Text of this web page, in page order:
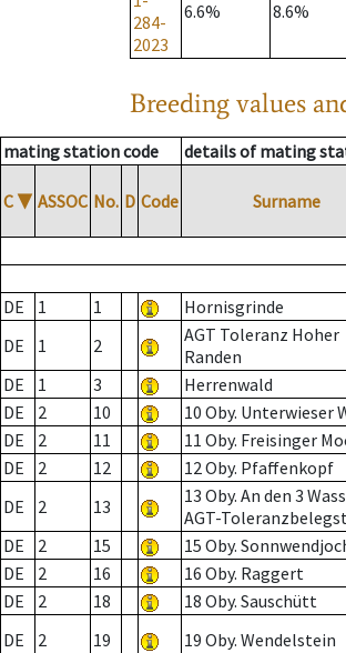
284-
2023
6.6% 8.6%
Breeding values
mating station code details of mating
C ▼ ASSOC No. D Code Surname
DE
1 1 Hornisgrinde
DE
1 2
AGT Toleranz Hoher
Randen
DE
1 3 Herrenwald
DE
2 10 10 Oby. Unterwieser
DE
2 11 11 Oby. Freisinger
DE
2 12 12 Oby. Pfaffenkopf
DE
2 13
13 Oby. An den 3
AGT-
DE
2 15 15 Oby.
DE
2 16 16 Oby. Raggert
DE
2 18 18 Oby. Sauschütt
DE
2 19 19 Oby. Wendelstein